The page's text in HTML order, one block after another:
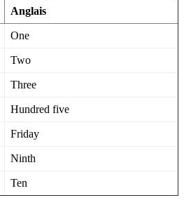
Anglais
One
Two
Three
Hundred five
Friday
Ninth
Ten